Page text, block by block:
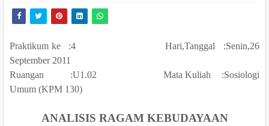
Praktikum ke :4 Hari,Tanggal :Senin,26
September 2011
Ruangan :U1.02 Mata Kuliah :Sosiologi
Umum (KPM 130)
ANALISIS RAGAM KEBUDAYAAN